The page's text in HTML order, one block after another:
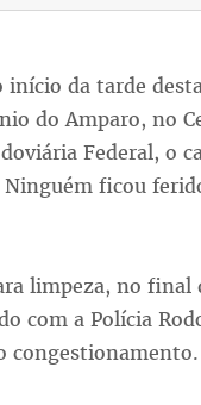
início da tarde
do Amparo, no
Federal, o
Ninguém ficou
limpeza, no final
com a Polícia
congestionamento.